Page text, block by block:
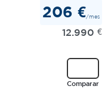
206 €/mes
12.990 €
Comparar